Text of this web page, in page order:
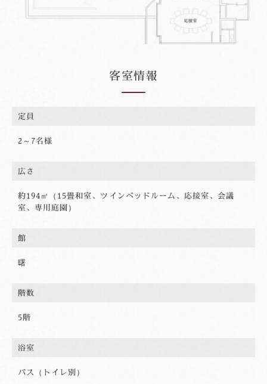
客室情報
定員
2～7名様
広さ
約194㎡（15畳和室、ツインベッドルーム、応接室、会議
室、専用庭園）
館
曙
階数
5階
浴室
バス（トイレ別）